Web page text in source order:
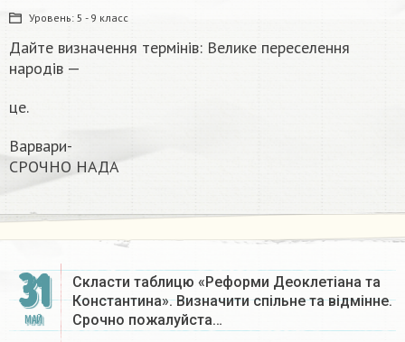
Уровень: 5 - 9 класс
Дайте визначення термінів: Велике переселення
народів —
це.
Варвари-
СРОЧНО НАДА​
31
МАЙ
Скласти таблицю «Реформи Деоклетіана та
Константина». Визначити спільне та відмінне.
Срочно пожалуйста…